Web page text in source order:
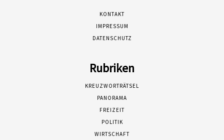
KONTAKT
IMPRESSUM
DATENSCHUTZ
Rubriken
KREUZWORTRÄTSEL
PANORAMA
FREIZEIT
POLITIK
WIRTSCHAFT